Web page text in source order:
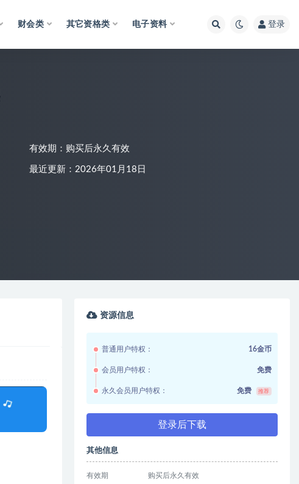
财会类 其它资格类 电子资料 登录
有效期：购买后永久有效
最近更新：2026年01月18日
资源信息
普通用户特权： 16金币
会员用户特权： 免费
永久会员用户特权： 免费 推荐
登录后下载
其他信息
有效期 购买后永久有效